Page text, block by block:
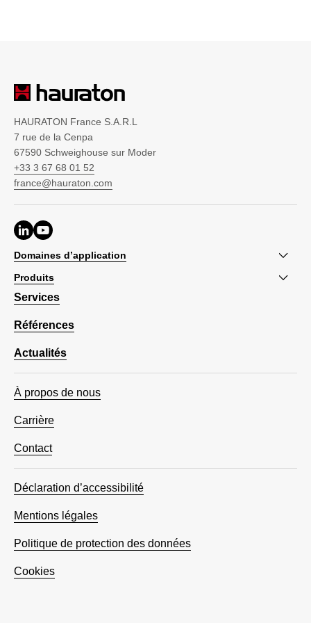
HAURATON France S.A.R.L
7 rue de la Cenpa
67590 Schweighouse sur Moder
+33 3 67 68 01 52
france@hauraton.com
Domaines d’application
Produits
Services
Références
Actualités
À propos de nous
Carrière
Contact
Déclaration d’accessibilité
Mentions légales
Politique de protection des données
Cookies